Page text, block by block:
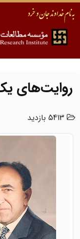
روایت‌های یک
5413 بازدید